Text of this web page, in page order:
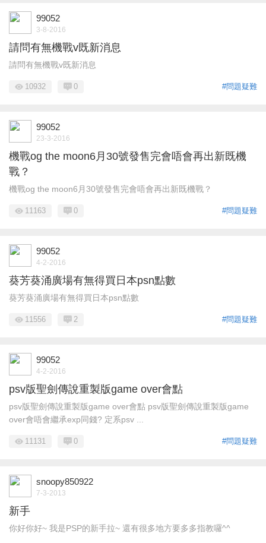
99052
3-8-2016
請問有無機戰v既新消息
請問有無機戰v既新消息
#問題疑難
10932 0
99052
23-3-2016
機戰og the moon6月30號發售完會唔會再出新既機
戰？
機戰og the moon6月30號發售完會唔會再出新既機戰？
#問題疑難
11163 0
99052
4-2-2016
葵芳葵涌廣場有無得買日本psn點數
葵芳葵涌廣場有無得買日本psn點數
#問題疑難
11556 2
99052
4-2-2016
psv版聖劍傳說重製版game over會點
psv版聖劍傳說重製版game over會點 psv版聖劍傳說重製版game
over會唔會繼承exp同錢? 定系psv ...
#問題疑難
11131 0
snoopy850922
7-3-2013
新手
你好你好~ 我是PSP的新手拉~ 還有很多地方要多多指教囉^^